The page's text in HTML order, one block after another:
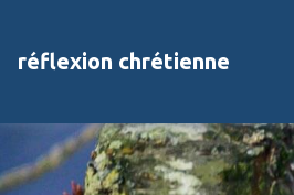
réflexion chrétienne